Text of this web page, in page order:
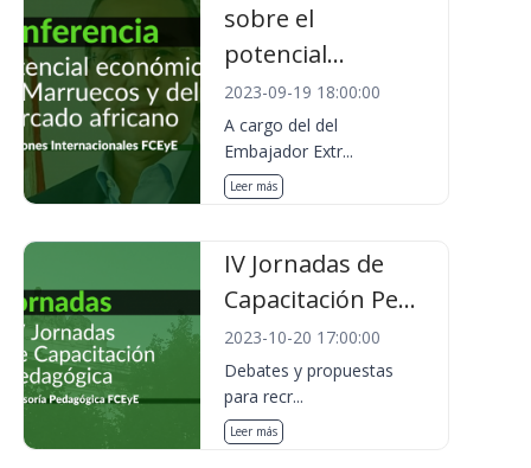
sobre el
potencial...
2023-09-19 18:00:00
A cargo del del
Embajador Extr...
Leer más
IV Jornadas de
Capacitación Pe...
2023-10-20 17:00:00
Debates y propuestas
para recr...
Leer más